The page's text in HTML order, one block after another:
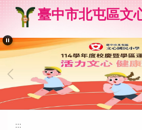
要
內
容
區
臺中市北屯區文
:::